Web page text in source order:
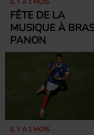
IL Y A 1 MOIS
FÊTE DE LA
MUSIQUE À
PANON
IL Y A 1 MOIS